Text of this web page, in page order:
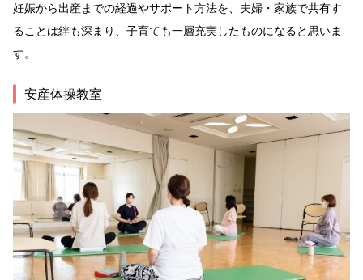
妊娠から出産までの経過やサポート方法を、夫婦・家族で共有す
ることは絆も深まり、子育ても一層充実したものになると思いま
す。
安産体操教室